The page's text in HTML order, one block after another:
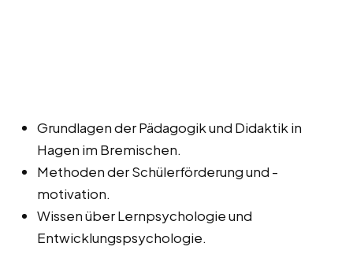
Grundlagen der Pädagogik und Didaktik in
Hagen im Bremischen.
Methoden der Schülerförderung und -
motivation.
Wissen über Lernpsychologie und
Entwicklungspsychologie.